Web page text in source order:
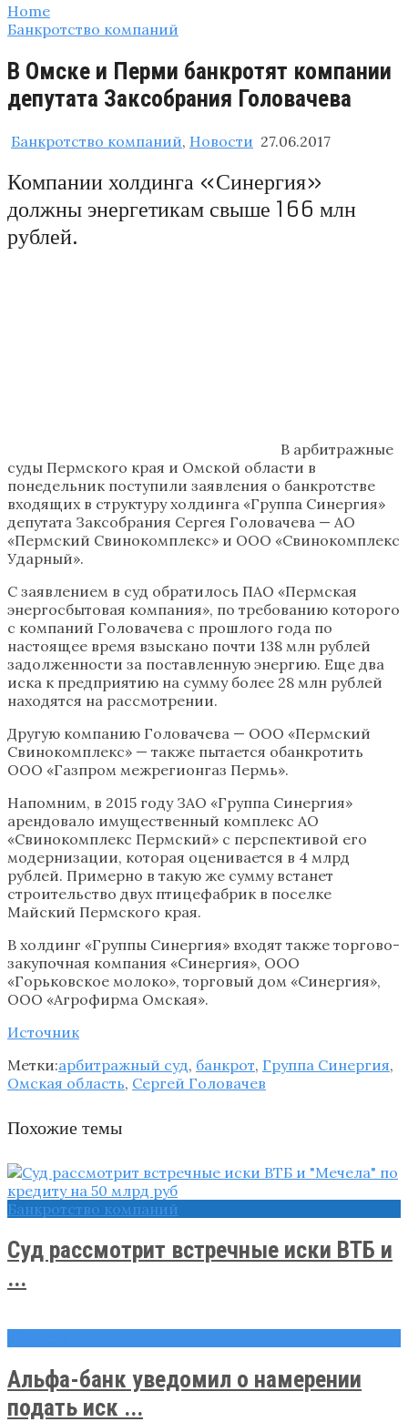
Home
Банкротство компаний
В Омске и Перми банкротят компании
депутата Заксобрания Головачева
Банкротство компаний, Новости 27.06.2017
Компании холдинга «Синергия»
должны энергетикам свыше 166 млн
рублей.
В арбитражные
суды Пермского края и Омской области в
понедельник поступили заявления о банкротстве
входящих в структуру холдинга «Группа Синергия»
депутата Заксобрания Сергея Головачева — АО
«Пермский Свинокомплекс» и ООО «Свинокомплекс
Ударный».
С заявлением в суд обратилось ПАО «Пермская
энергосбытовая компания», по требованию которого
с компаний Головачева с прошлого года по
настоящее время взыскано почти 138 млн рублей
задолженности за поставленную энергию. Еще два
иска к предприятию на сумму более 28 млн рублей
находятся на рассмотрении.
Другую компанию Головачева — ООО «Пермский
Свинокомплекс» — также пытается обанкротить
ООО «Газпром межрегионгаз Пермь».
Напомним, в 2015 году ЗАО «Группа Синергия»
арендовало имущественный комплекс АО
«Свинокомплекс Пермский» с перспективой его
модернизации, которая оценивается в 4 млрд
рублей. Примерно в такую же сумму встанет
строительство двух птицефабрик в поселке
Майский Пермского края.
В холдинг «Группы Синергия» входят также торгово-
закупочная компания «Синергия», ООО
«Горьковское молоко», торговый дом «Синергия»,
ООО «Агрофирма Омская».
Источник
Метки:арбитражный суд, банкрот, Группа Синергия,
Омская область, Сергей Головачев
Похожие темы
Банкротство компаний
Суд рассмотрит встречные иски ВТБ и
...
Альфа-банк уведомил о намерении
подать иск ...